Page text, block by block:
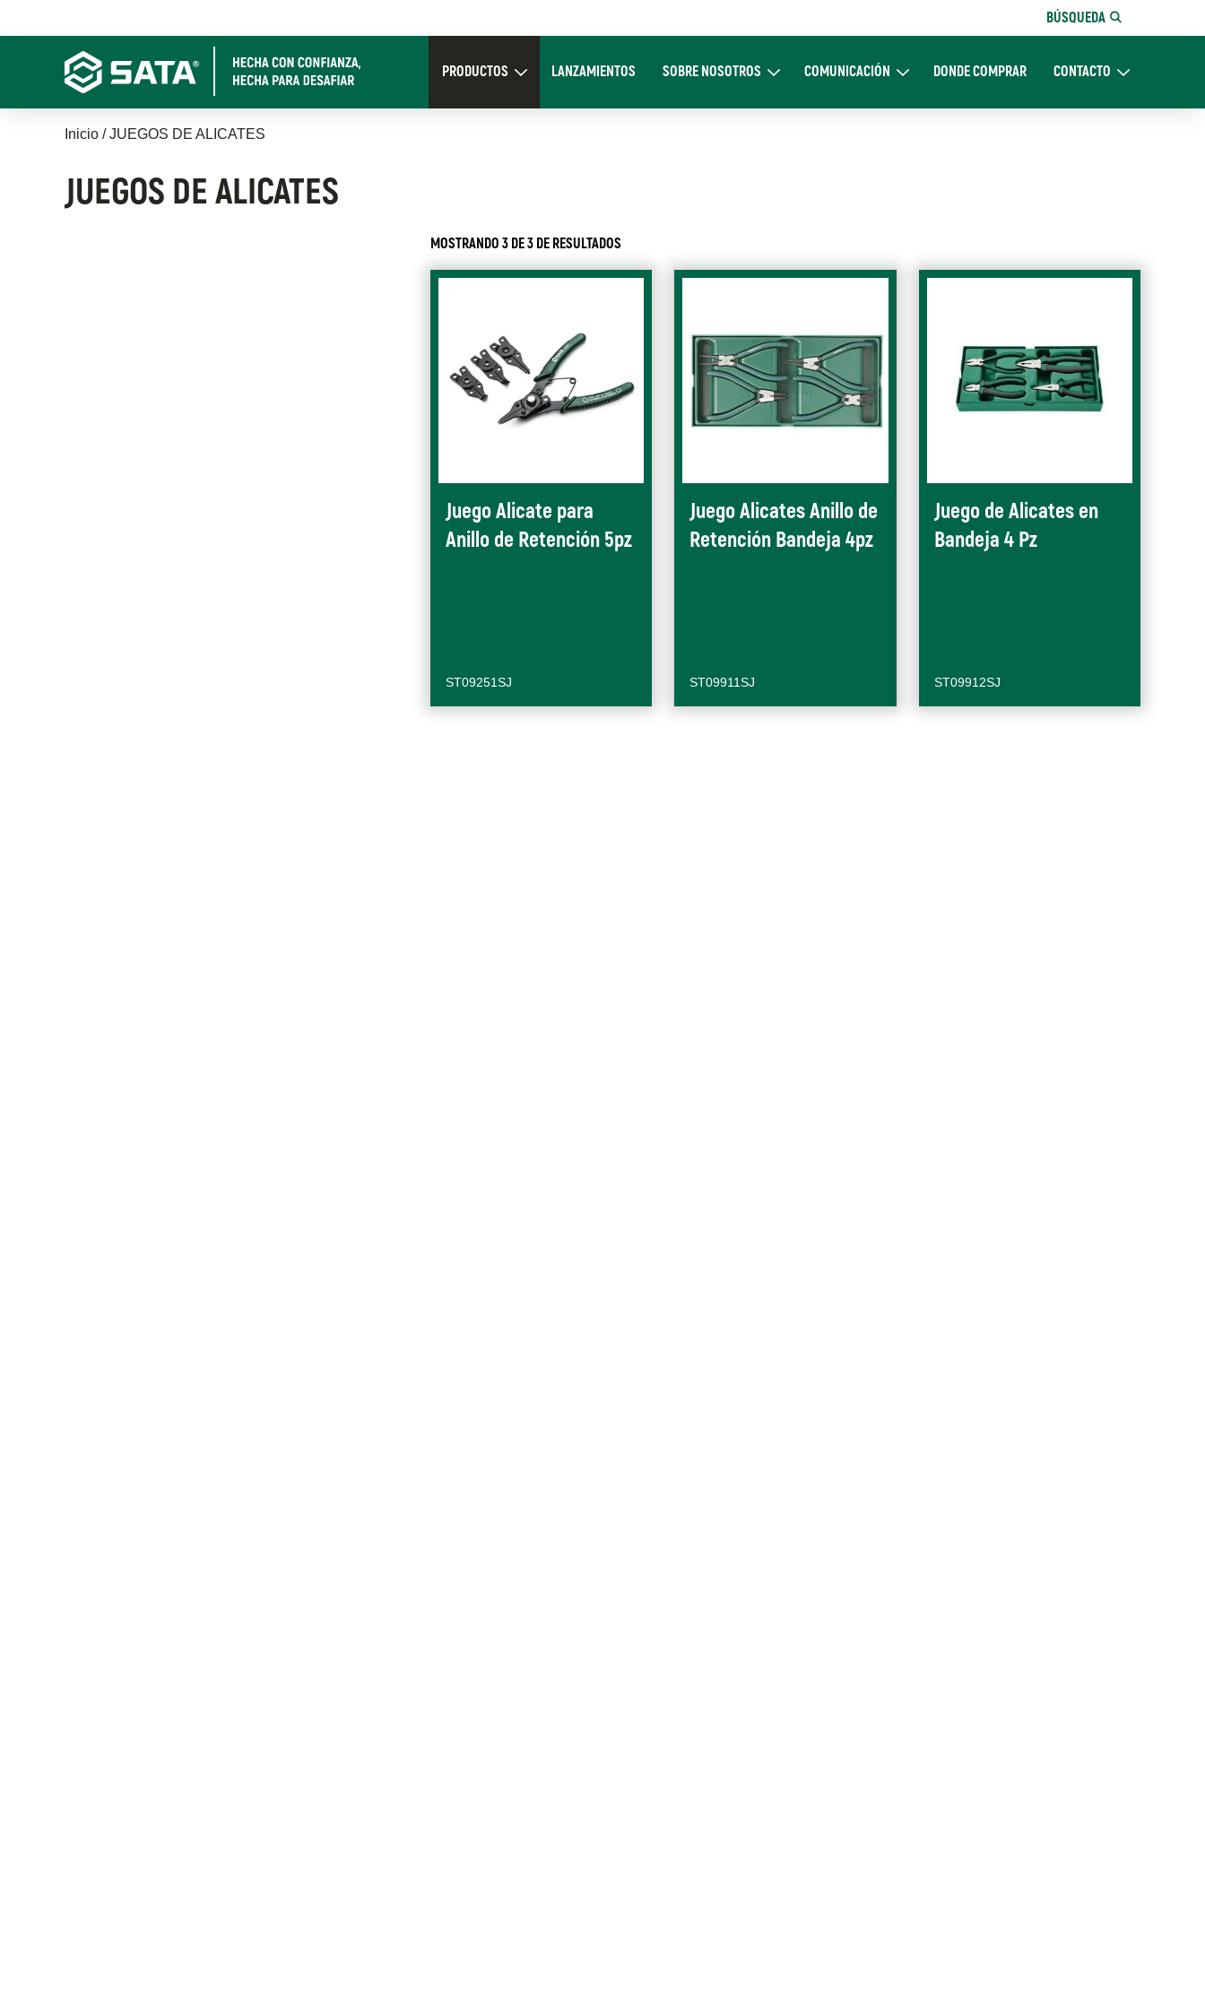
al
BÚSQUEDA
navigation
PRODUCTOSExpand ProductosLANZAMIENTOS SOBRE NOSOTROSExpand Sobre NosotrosCOMUNICACIÓNExpand ComunicaciónDONDE COMPRAR CONTACTOExpand CONTACTO
Sobrescribir
enlaces
de
Inicio JUEGOS DE ALICATES
JUEGOS DE ALICATES
MOSTRANDO 3 DE 3 DE RESULTADOS
Juego Alicate para
Anillo de Retención 5pz
ST09251SJ
Juego Alicates Anillo de
Retención Bandeja 4pz
ST09911SJ
Juego de Alicates en
Bandeja 4 Pz
ST09912SJ